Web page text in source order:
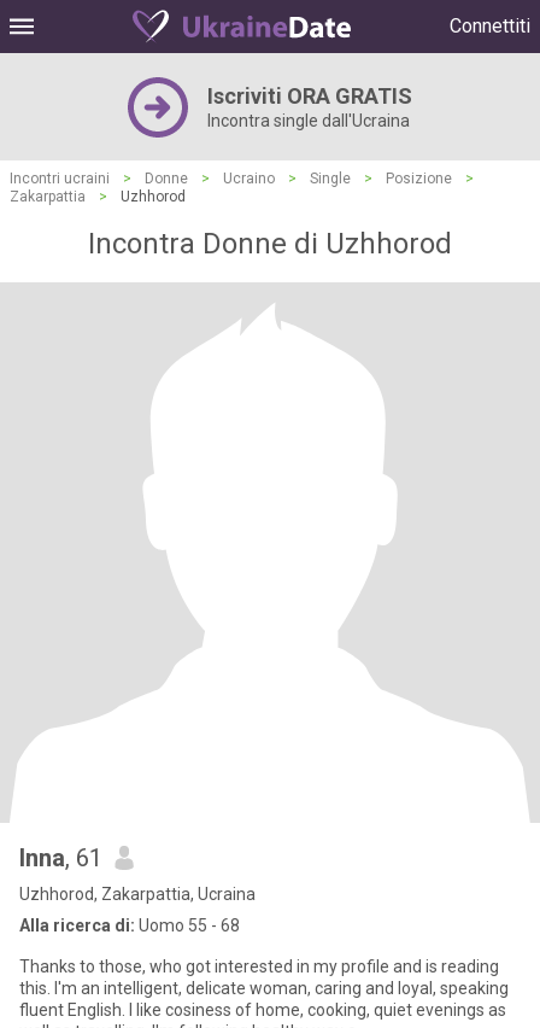
Connettiti
Iscriviti ORA GRATIS
Incontra single dall'Ucraina
Incontri ucraini > Donne > Ucraino > Single > Posizione
>
Zakarpattia
> Uzhhorod
Incontra Donne di Uzhhorod
Inna, 61
Uzhhorod, Zakarpattia, Ucraina
Alla ricerca di: Uomo 55 - 68
Thanks to those, who got interested in my profile and is reading
this. I'm an intelligent, delicate woman, caring and loyal, speaking
fluent English. I like cosiness of home, cooking, quiet evenings as